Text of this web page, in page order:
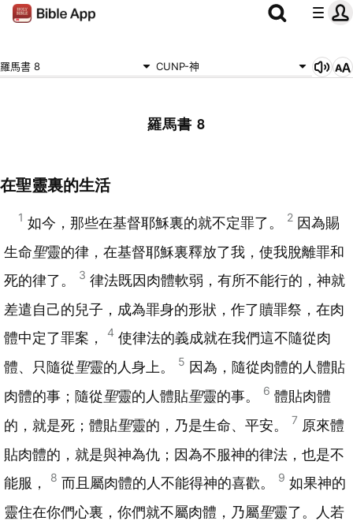
羅馬書 8 CUNP-神
羅馬書 8
在聖靈裏的生活
1 如今，那些在基督耶穌裏的就不定罪了。 2 因為賜
生命聖靈的律，在基督耶穌裏釋放了我，使我脫離罪和
死的律了。
3 律法既因肉體軟弱，有所不能行的，神就
差遣自己的兒子，成為罪身的形狀，作了贖罪祭，在肉
體中定了罪案，
4 使律法的義成就在我們這不隨從肉
體、只隨從聖靈的人身上。 5 因為，隨從肉體的人體貼
肉體的事；隨從聖靈的人體貼聖靈的事。 6 體貼肉體
的，就是死；體貼聖靈的，乃是生命、平安。 7 原來體
貼肉體的，就是與神為仇；因為不服神的律法，也是不
能服，
8 而且屬肉體的人不能得神的喜歡。 9 如果神的
靈住在你們心裏，你們就不屬肉體，乃屬聖靈了。人若